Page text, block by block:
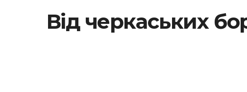
Від черкаських